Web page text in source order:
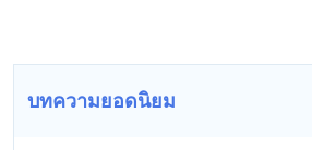
บทความยอดนิยม